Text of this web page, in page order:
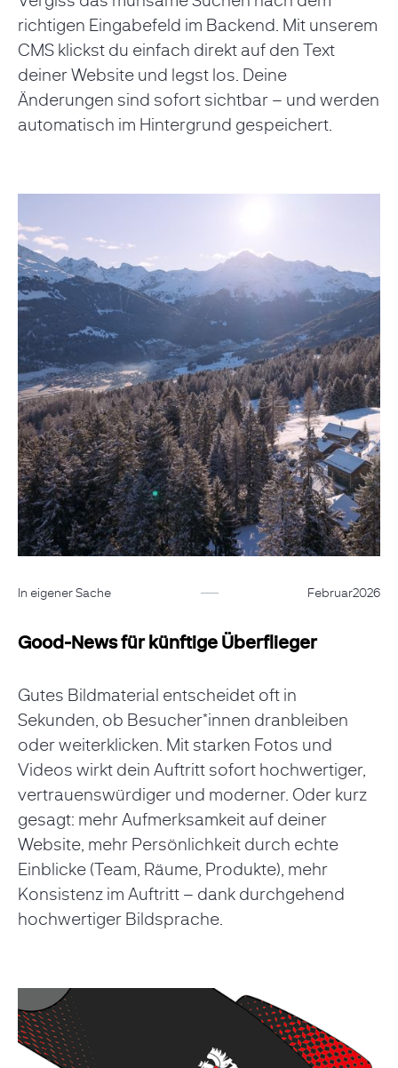
richtigen Eingabefeld im Backend. Mit unserem
CMS klickst du einfach direkt auf den Text
deiner Website und legst los. Deine
Änderungen sind sofort sichtbar – und werden
automatisch im Hintergrund gespeichert.
In eigener Sache Februar2026
Good-News für künftige Überflieger
Gutes Bildmaterial entscheidet oft in
Sekunden, ob Besucher*innen dranbleiben
oder weiterklicken. Mit starken Fotos und
Videos wirkt dein Auftritt sofort hochwertiger,
vertrauenswürdiger und moderner. Oder kurz
gesagt: mehr Aufmerksamkeit auf deiner
Website, mehr Persönlichkeit durch echte
Einblicke (Team, Räume, Produkte), mehr
Konsistenz im Auftritt – dank durchgehend
hochwertiger Bildsprache.